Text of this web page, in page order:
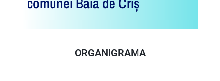
ORGANIGRAMA